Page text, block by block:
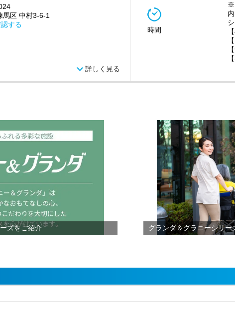
馬区 中村3-6-1
する
詳しく見る
時間
内
ズをご紹介 グランダ＆グラニーシリー